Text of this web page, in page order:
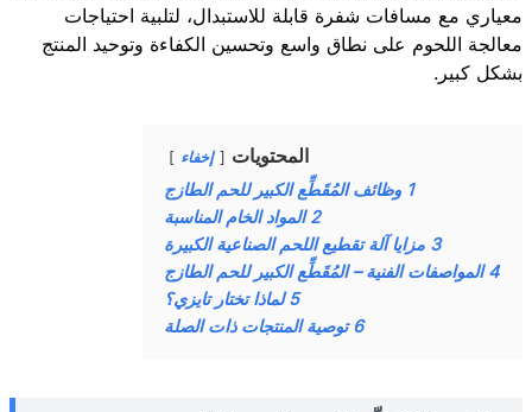
معياري مع مسافات شفرة قابلة للاستبدال، لتلبية احتياجات
معالجة اللحوم على نطاق واسع وتحسين الكفاءة وتوحيد المنتج
بشكل كبير.
المحتويات إخفاء
1 وظائف المُقَطِّع الكبير للحم الطازج
2 المواد الخام المناسبة
3 مزايا آلة تقطيع اللحم الصناعية الكبيرة
4 المواصفات الفنية – المُقَطِّع الكبير للحم الطازج
5 لماذا تختار تايزي؟
6 توصية المنتجات ذات الصلة